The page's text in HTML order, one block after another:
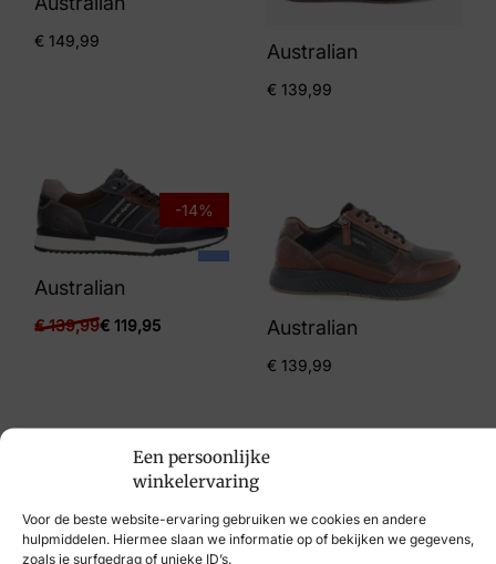
Een persoonlijke
winkelervaring
Voor de beste website-ervaring gebruiken we cookies en andere
hulpmiddelen. Hiermee slaan we informatie op of bekijken we gegevens,
zoals je surfgedrag of unieke ID’s.
€ 149,99 Australian
€ 139,99
-14%
Australian
€139,99€ 119,95 Australian
€ 139,99